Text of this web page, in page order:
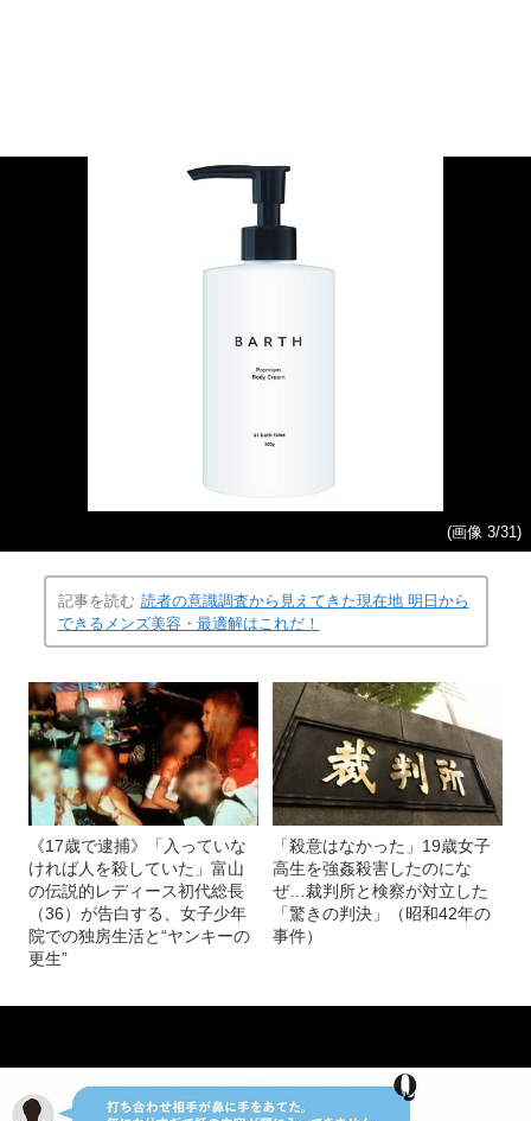
(画像 3/31)
記事を読む 読者の意識調査から見えてきた現在地 明日から
できるメンズ美容・最適解はこれだ！
《17歳で逮捕》「入っていな
ければ人を殺していた」富山
の伝説的レディース初代総長
（36）が告白する、女子少年
院での独房生活と“ヤンキーの
更生”
「殺意はなかった」19歳女子
高生を強姦殺害したのにな
ぜ…裁判所と検察が対立した
「驚きの判決」（昭和42年の
事件）